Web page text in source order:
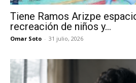
Tiene Ramos Arizpe
recreación de niños y...
Omar Soto - 31 julio, 2026